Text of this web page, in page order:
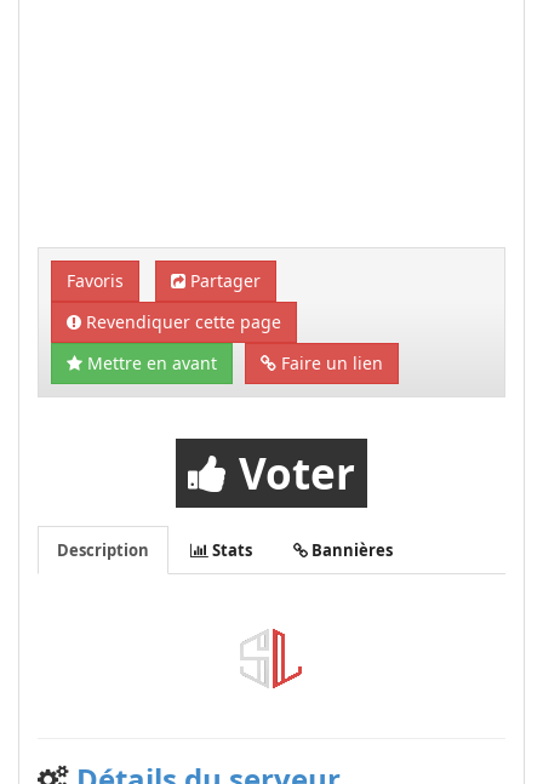
Favoris
Partager
Revendiquer cette page
Mettre en avant
Faire un lien
Voter
Description Stats Bannières